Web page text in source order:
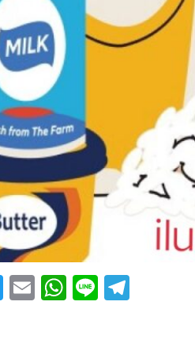
Twitter
EmailWhatsApp
Line